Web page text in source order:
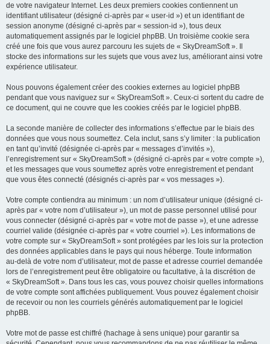
de votre navigateur Internet. Les deux premiers cookies contiennent un
identifiant utilisateur (désigné ci-après par « user-id ») et un identifiant de
session anonyme (désigné ci-après par « session-id »), tous deux
automatiquement assignés par le logiciel phpBB. Un troisième cookie sera
créé une fois que vous aurez parcouru les sujets de « SkyDreamSoft ». Il
stocke des informations sur les sujets que vous avez lus, améliorant ainsi votre
expérience utilisateur.
Nous pouvons également créer des cookies externes au logiciel phpBB
pendant que vous naviguez sur « SkyDreamSoft ». Ceux-ci sortent du cadre de
ce document, qui ne couvre que les cookies créés par le logiciel phpBB.
La seconde manière de collecter des informations s’effectue par le biais des
données que vous nous soumettez. Cela inclut, sans s’y limiter : la publication
en tant qu’invité (désignée ci-après par « messages d’invités »),
l’enregistrement sur « SkyDreamSoft » (désigné ci-après par « votre compte »),
et les messages que vous soumettez après votre enregistrement et pendant
que vous êtes connecté (désignés ci-après par « vos messages »).
Votre compte contiendra au minimum : un nom d’utilisateur unique (désigné ci-
après par « votre nom d’utilisateur »), un mot de passe personnel utilisé pour
vous connecter (désigné ci-après par « votre mot de passe »), et une adresse
courriel valide (désignée ci-après par « votre courriel »). Les informations de
votre compte sur « SkyDreamSoft » sont protégées par les lois sur la protection
des données applicables dans le pays qui nous héberge. Toute information
au-delà de votre nom d’utilisateur, mot de passe et adresse courriel demandée
lors de l’enregistrement peut être obligatoire ou facultative, à la discrétion de
« SkyDreamSoft ». Dans tous les cas, vous pouvez choisir quelles informations
de votre compte sont affichées publiquement. Vous pouvez également choisir
de recevoir ou non les courriels générés automatiquement par le logiciel
phpBB.
Votre mot de passe est chiffré (hachage à sens unique) pour garantir sa